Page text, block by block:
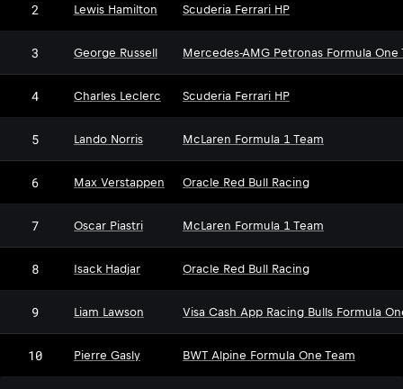
2 Lewis Hamilton Scuderia Ferrari HP
3 George Russell Mercedes-AMG Petronas Formula One
4 Charles Leclerc Scuderia Ferrari HP
5 Lando Norris McLaren Formula 1 Team
6 Max Verstappen Oracle Red Bull Racing
7 Oscar Piastri McLaren Formula 1 Team
8 Isack Hadjar Oracle Red Bull Racing
9 Liam Lawson Visa Cash App Racing Bulls Formula
10 Pierre Gasly BWT Alpine Formula One Team